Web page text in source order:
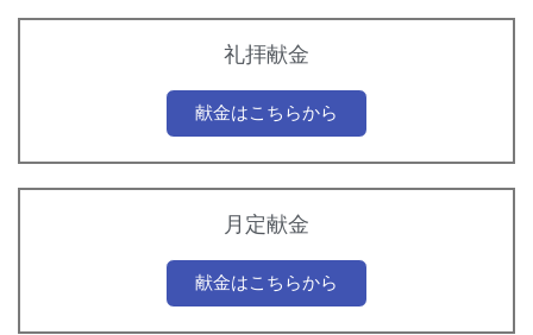
礼拝献金
献金はこちらから
月定献金
献金はこちらから